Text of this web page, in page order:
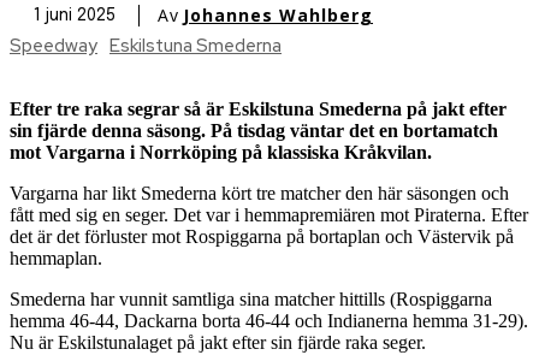
1 juni 2025 Av Johannes Wahlberg
Speedway Eskilstuna Smederna
Efter tre raka segrar så är Eskilstuna Smederna på jakt efter
sin fjärde denna säsong. På tisdag väntar det en bortamatch
mot Vargarna i Norrköping på klassiska Kråkvilan.
Vargarna har likt Smederna kört tre matcher den här säsongen och
fått med sig en seger. Det var i hemmapremiären mot Piraterna. Efter
det är det förluster mot Rospiggarna på bortaplan och Västervik på
hemmaplan.
Smederna har vunnit samtliga sina matcher hittills (Rospiggarna
hemma 46-44, Dackarna borta 46-44 och Indianerna hemma 31-29).
Nu är Eskilstunalaget på jakt efter sin fjärde raka seger.